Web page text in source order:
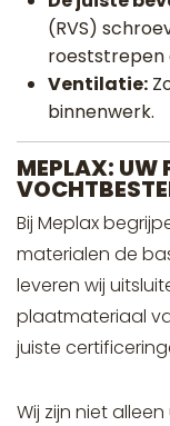
(RVS)
roeststrepen
Ventilatie:
binnenwerk.
MEPLAX: UW
Bij Meplax
materialen de
leveren wij
plaatmateriaal
juiste
Wij zijn niet